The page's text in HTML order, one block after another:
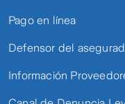
Pago en línea
Defensor del
Información